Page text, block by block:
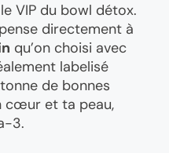
VIP du bowl détox.
directement à
qu’on choisi avec
labelisé
de bonnes
cœur et ta peau,
3.